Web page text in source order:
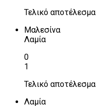
Τελικό αποτέλεσμα
Μαλεσίνα
Λαμία
0
1
Τελικό αποτέλεσμα
Λαμία